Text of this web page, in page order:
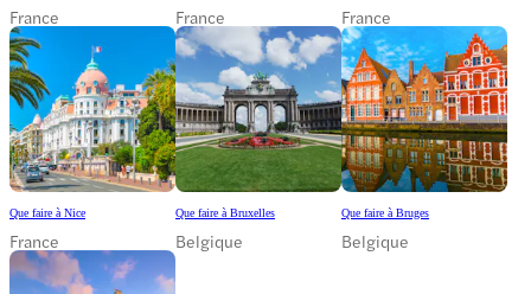
France France France
Que faire à Nice
France
Que faire à Bruxelles
Belgique
Que faire à Bruges
Belgique